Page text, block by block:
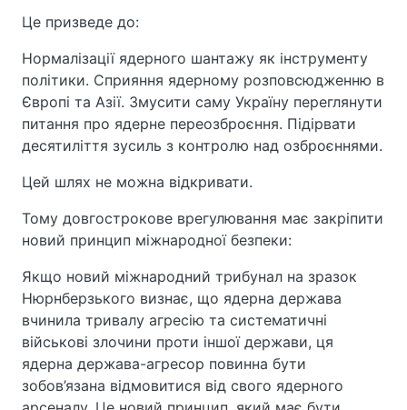
Це призведе до:
Нормалізації ядерного шантажу як інструменту
політики. Сприяння ядерному розповсюдженню в
Європі та Азії. Змусити саму Україну переглянути
питання про ядерне переозброєння. Підірвати
десятиліття зусиль з контролю над озброєннями.
Цей шлях не можна відкривати.
Тому довгострокове врегулювання має закріпити
новий принцип міжнародної безпеки:
Якщо новий міжнародний трибунал на зразок
Нюрнберзького визнає, що ядерна держава
вчинила тривалу агресію та систематичні
військові злочини проти іншої держави, ця
ядерна держава-агресор повинна бути
зобов’язана відмовитися від свого ядерного